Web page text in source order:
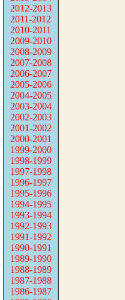
2012-2013
2011-2012
2010-2011
2009-2010
2008-2009
2007-2008
2006-2007
2005-2006
2004-2005
2003-2004
2002-2003
2001-2002
2000-2001
1999-2000
1998-1999
1997-1998
1996-1997
1995-1996
1994-1995
1993-1994
1992-1993
1991-1992
1990-1991
1989-1990
1988-1989
1987-1988
1986-1987